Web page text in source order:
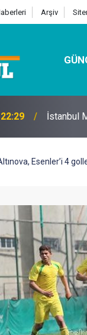
Arşiv
07:32 Kutu
Esenler’i 4